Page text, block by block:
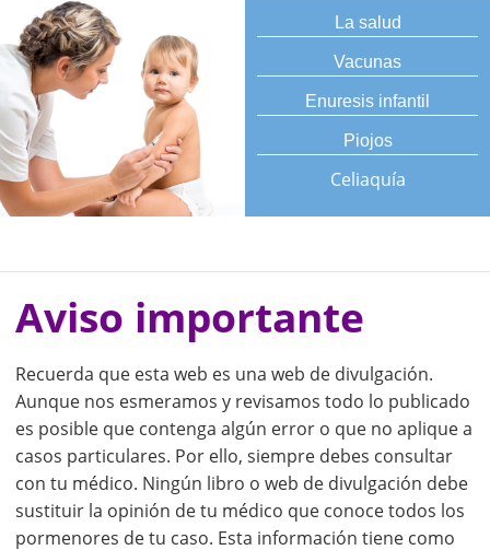
La salud
Vacunas
Enuresis infantil
Piojos
Celiaquía
Aviso importante
Recuerda que esta web es una web de divulgación.
Aunque nos esmeramos y revisamos todo lo publicado
es posible que contenga algún error o que no aplique a
casos particulares. Por ello, siempre debes consultar
con tu médico. Ningún libro o web de divulgación debe
sustituir la opinión de tu médico que conoce todos los
pormenores de tu caso. Esta información tiene como